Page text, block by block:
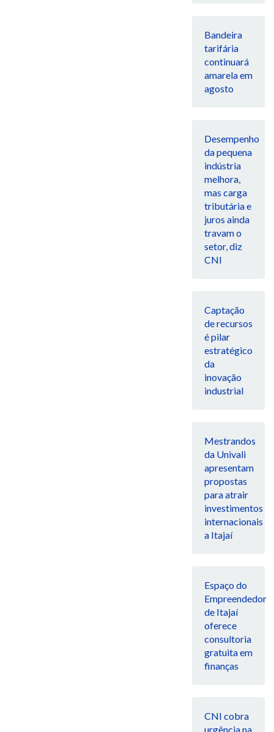
Bandeira
tarifária
continuará
amarela em
agosto
Desempenho
da pequena
indústria
melhora,
mas carga
tributária e
juros ainda
travam o
setor, diz
CNI
Captação
de recursos
é pilar
estratégico
da
inovação
industrial
Mestrandos
da Univali
apresentam
propostas
para atrair
investimentos
internacionais
a Itajaí
Espaço do
Empreendedor
de Itajaí
oferece
consultoria
gratuita em
finanças
CNI cobra
urgência na